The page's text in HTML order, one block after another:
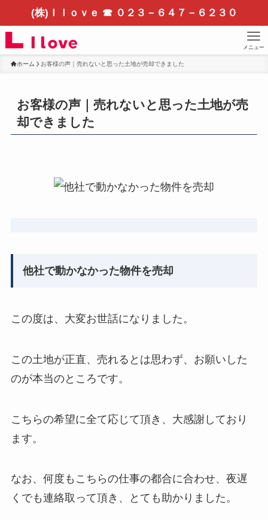
(株)Ｉｌｏｖｅ ☎ ０２３－６４７－６２３０
メニュー
ホーム お客様の声｜売れないと思った土地が売却できました
お客様の声｜売れないと思った土地が売
却できました
他社で動かなかった物件を売却
この度は、大変お世話になりました。
この土地が正直、売れるとは思わず、お願いした
のが本当のところです。
こちらの希望に全て応じて頂き、大感謝しており
ます。
なお、何度もこちらの仕事の都合に合わせ、夜遅
くでも連絡取って頂き、とても助かりました。